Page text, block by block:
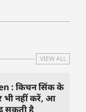
VIEW ALL
: किचन सिंक के
भी नहीं करें, आ
सकती है